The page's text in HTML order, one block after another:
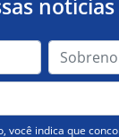
notícias
você indica que